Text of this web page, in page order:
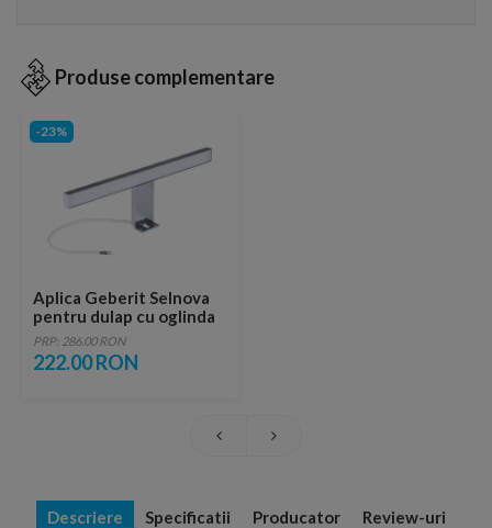
Produse complementare
-23%
Aplica Geberit Selnova
pentru dulap cu oglinda
1x6W crom
PRP: 286.00 RON
222.00 RON
Descriere Specificatii Producator Review-uri